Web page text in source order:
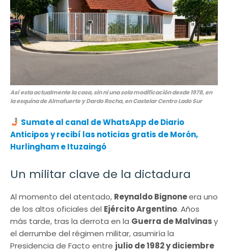
Así esta actualmente la casa, sin ni una sola modificación desde 1978, en
la esquina de Almafuerte y Dardo Rocha, en Castelar Centro Lado Sur
Sumate al canal de WhatsApp de Diario
Anticipos y recibí las noticias gratis de Morón,
Hurlingham e Ituzaingó
Un militar clave de la dictadura
Al momento del atentado, Reynaldo Bignoneera uno
de los altos oficiales del Ejército Argentino. Años
más tarde, tras la derrota en la Guerra de Malvinasy
el derrumbe del régimen militar, asumiría la
Presidencia de Facto entre julio de 1982 y diciembre